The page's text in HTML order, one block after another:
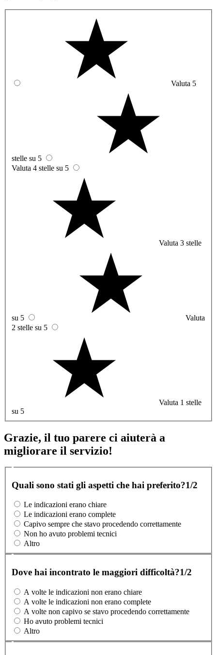
Valuta 5
stelle su 5
Valuta 4 stelle su 5
Valuta 3 stelle
su 5
Valuta
2 stelle su 5
Valuta 1 stelle
su 5
Grazie, il tuo parere ci aiuterà a
migliorare il servizio!
Quali sono stati gli aspetti che hai preferito?1/2
Le indicazioni erano chiare
Le indicazioni erano complete
Capivo sempre che stavo procedendo correttamente
Non ho avuto problemi tecnici
Altro
Dove hai incontrato le maggiori difficoltà?1/2
A volte le indicazioni non erano chiare
A volte le indicazioni non erano complete
A volte non capivo se stavo procedendo correttamente
Ho avuto problemi tecnici
Altro